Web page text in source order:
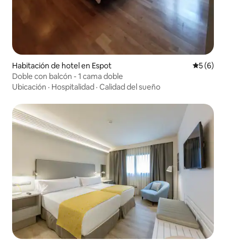
Habitación de hotel en Espot
5 (6)
Doble con balcón - 1 cama doble
Ubicación · Hospitalidad · Calidad del sueño